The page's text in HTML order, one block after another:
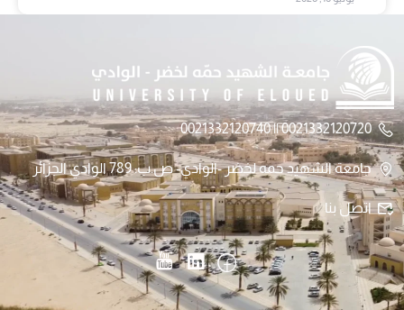
0021332120720 || 0021332120740
جامعة الشهيد حمه لخضر -الوادي- ص.ب: 789 الوادي الجزائر
اتصل بنا